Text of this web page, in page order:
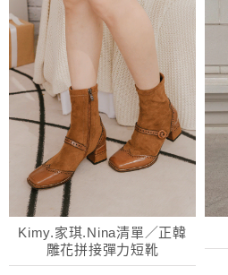
Kimy.家琪.Nina清單／正韓
雕花拼接彈力短靴